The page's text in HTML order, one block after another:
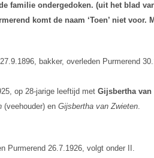
familie ondergedoken. (uit het blad
komt de naam ‘Toen’ niet
bakker, overleden Purmerend
op 28-jarige leeftijd met Gijsbertha van
(veehouder) en Gijsbertha van Zwieten.
Purmerend 26.7.1926, volgt onder II.